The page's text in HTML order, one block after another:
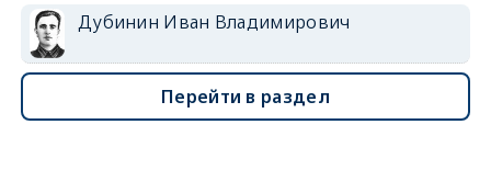
Дубинин Иван Владимирович
Перейти в раздел